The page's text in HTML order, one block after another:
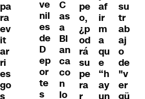
pa
ra
ev
it
ar
ri
es
go
s
ve
nil
es
de
D
ep
or
te
s
C
as
a
Bl
an
ca
co
n
lo
pe
o,
¿p
od
rá
su
pe
ra
r
af
ir
m
a
qu
e
“h
ay
un
su
tr
ab
aj
o
de
"v
er
gü